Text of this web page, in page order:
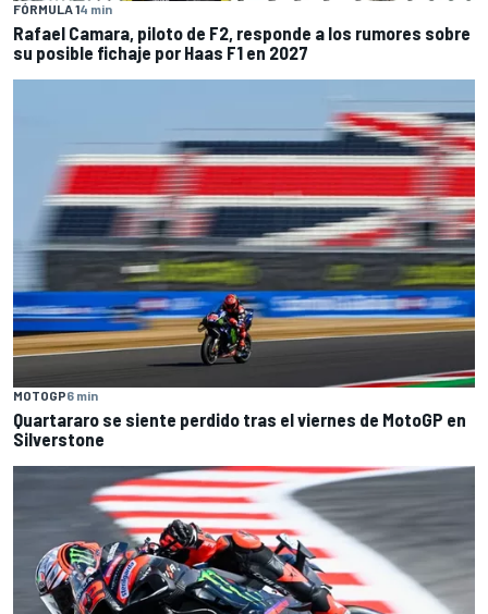
FÓRMULA 14 min
Rafael Camara, piloto de F2, responde a los rumores sobre
su posible fichaje por Haas F1 en 2027
MOTOGP6 min
Quartararo se siente perdido tras el viernes de MotoGP en
Silverstone